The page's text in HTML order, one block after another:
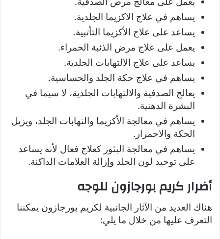
يساهم في علاج الاكزيما الجلدية.
يساعد على علاج الأكزيما التأتبية.
يعمل على علاج مرض الذئبة الحمراء.
يساعد على علاج الالتهابات الجلدية.
يساهم في علاج حكة الجلد والحساسية.
يعالج الصدفية والالتهابات الجلدية، لا سيما في
البشرة الدهنية.
يساهم في معالجة الأكزيما والتهابات الجلد، ويزيل
الحكة والاحمرار.
يساهم في معالجة البثور كعلاج فعال لأنه يساعد
على توحيد لون الجلد وإزالة العلامات الداكنة.
أضرار كريم بورجازون للوجه
هناك العديد من الآثار الجانبية لكريم بورجازون يمكننا
التعرف عليها من خلال ما يلي: